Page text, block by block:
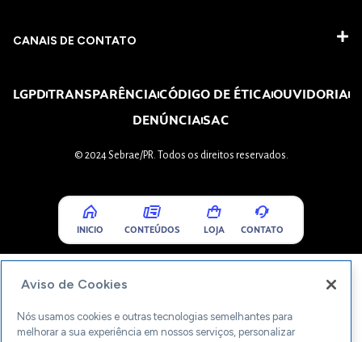
CANAIS DE CONTATO
LGPDTRANSPARÊNCIACÓDIGO DE ÉTICAOUVIDORIA
DENÚNCIASAC
© 2024 Sebrae/PR. Todos os direitos reservados.
INICIO CONTEÚDOS LOJA CONTATO
Aviso de Cookies
Nós usamos cookies e outras tecnologias semelhantes para
melhorar a sua experiência em nossos serviços, personalizar